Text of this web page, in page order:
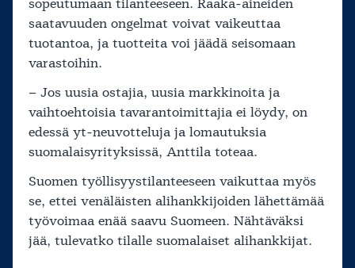
sopeutumaan tilanteeseen. Raaka-aineiden
saatavuuden ongelmat voivat vaikeuttaa
tuotantoa, ja tuotteita voi jäädä seisomaan
varastoihin.
– Jos uusia ostajia, uusia markkinoita ja
vaihtoehtoisia tavarantoimittajia ei löydy, on
edessä yt-neuvotteluja ja lomautuksia
suomalaisyrityksissä, Anttila toteaa.
Suomen työllisyystilanteeseen vaikuttaa myös
se, ettei venäläisten alihankkijoiden lähettämää
työvoimaa enää saavu Suomeen. Nähtäväksi
jää, tulevatko tilalle suomalaiset alihankkijat.